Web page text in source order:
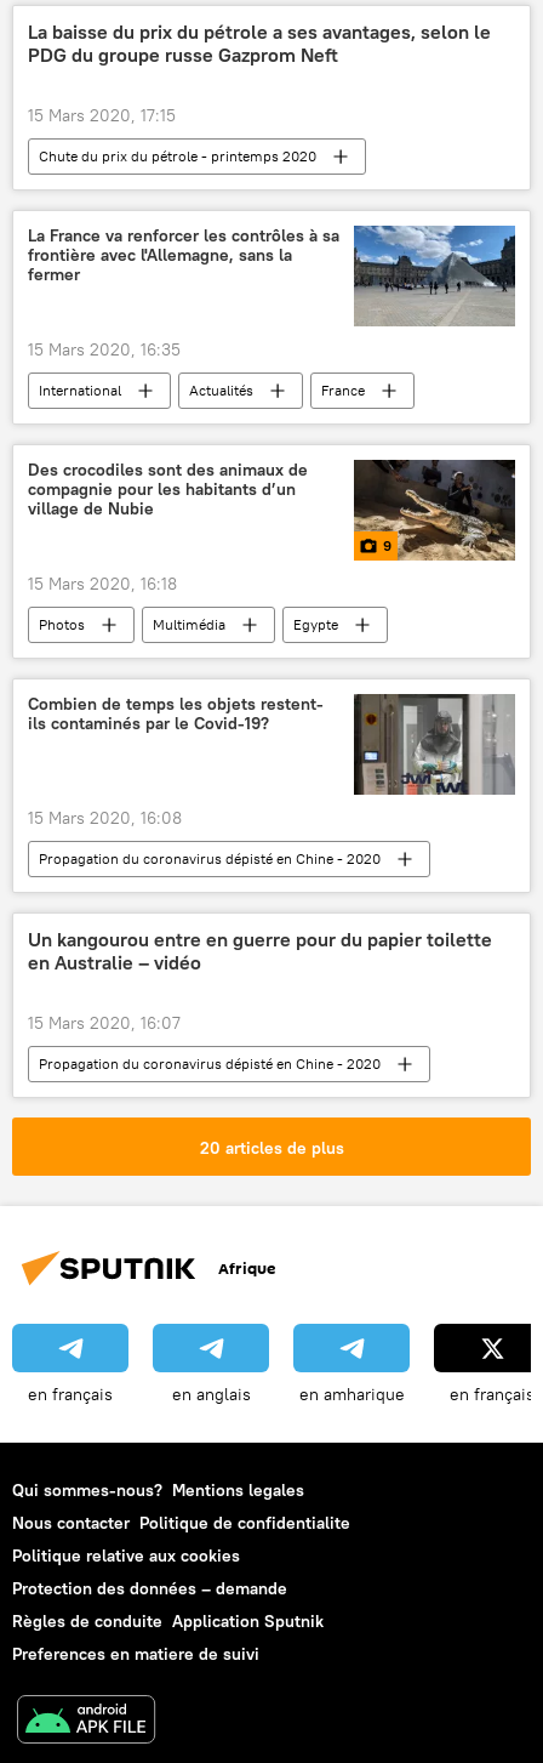
France
Covid-19
Emmanuel Macron
épidémie
victimes
La baisse du prix du pétrole a ses avantages, selon le
PDG du groupe russe Gazprom Neft
15 Mars 2020, 17:15
Chute du prix du pétrole - printemps 2020
économie
Actualités
OPEP
pétrole
prix du pétrole
Alexandre Dioukov
Gazprom Neft
La France va renforcer les contrôles à sa
frontière avec l'Allemagne, sans la
fermer
15 Mars 2020, 16:35
International Actualités
France
Allemagne
frontière
Covid-19
Le COVID-19 en Europe
Des crocodiles sont des animaux de
compagnie pour les habitants d’un
village de Nubie
9
15 Mars 2020, 16:18
Photos Multimédia
Egypte
Nil
Assouan
crocodiles
traditions
animaux domestiques
animaux
village
Combien de temps les objets restent-
ils contaminés par le Covid-19?
15 Mars 2020, 16:08
Propagation du coronavirus dépisté en Chine - 2020
Société
Actualités
Covid-19
objet
contamination
Sciences et tech
Un kangourou entre en guerre pour du papier toilette
en Australie – vidéo
15 Mars 2020, 16:07
Propagation du coronavirus dépisté en Chine - 2020
Société
Actualités
Australie
20 articles de plus
Afrique
en français en anglais en amharique en français
Qui sommes-nous? Mentions legales
Nous contacter Politique de confidentialite
Politique relative aux cookies
Protection des données – demande
Règles de conduite Application Sputnik
Preferences en matiere de suivi